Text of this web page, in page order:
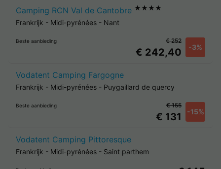
Camping RCN Val de Cantobre ★★★★
Frankrijk - Midi-pyrénées - Nant
Beste aanbieding
€ 242,40 -3%
€ 252
Vodatent Camping Fargogne
Frankrijk - Midi-pyrénées - Puygaillard de quercy
Beste aanbieding
€ 131 -15%
€ 155
Vodatent Camping Pittoresque
Frankrijk - Midi-pyrénées - Saint parthem